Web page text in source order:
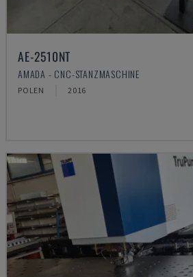
AE-2510NT
AMADA - CNC-STANZMASCHINE
POLEN 2016